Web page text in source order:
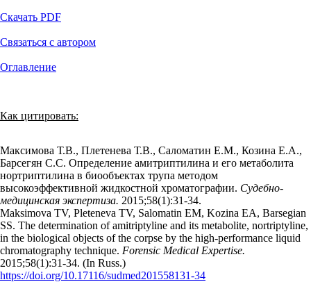
Скачать PDF
Связаться с автором
Оглавление
Как цитировать:
Максимова Т.В., Плетенева Т.В., Саломатин Е.М., Козина Е.А.,
Барсегян С.С. Определение амитриптилина и его метаболита
нортриптилина в биообъектах трупа методом
высокоэффективной жидкостной хроматографии. Судебно-
медицинская экспертиза. 2015;58(1):31‑34.
Maksimova TV, Pleteneva TV, Salomatin EM, Kozina EA, Barsegian
SS. The determination of amitriptyline and its metabolite, nortriptyline,
in the biological objects of the corpse by the high-performance liquid
chromatography technique. Forensic Medical Expertise.
2015;58(1):31‑34. (In Russ.)
https://doi.org/10.17116/sudmed201558131-34